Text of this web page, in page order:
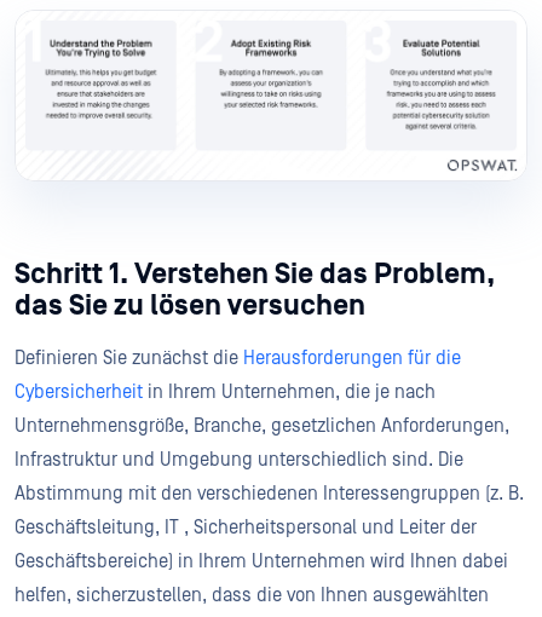
Schritt 1. Verstehen Sie das Problem,
das Sie zu lösen versuchen
Definieren Sie zunächst die Herausforderungen für die
Cybersicherheit in Ihrem Unternehmen, die je nach
Unternehmensgröße, Branche, gesetzlichen Anforderungen,
Infrastruktur und Umgebung unterschiedlich sind. Die
Abstimmung mit den verschiedenen Interessengruppen (z. B.
Geschäftsleitung, IT , Sicherheitspersonal und Leiter der
Geschäftsbereiche) in Ihrem Unternehmen wird Ihnen dabei
helfen, sicherzustellen, dass die von Ihnen ausgewählten